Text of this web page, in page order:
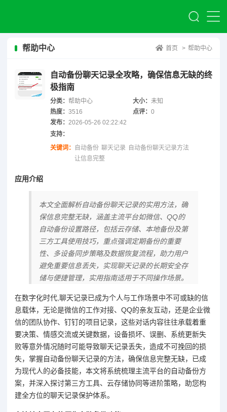
帮助中心 首页 > 帮助中心
自动备份聊天记录全攻略，确保信息无缺的终
极指南
分类： 帮助中心 大小：未知
热度： 3516 点评：0
发布： 2026-05-26 02:22:42
支持：
关键词：
自动备份 聊天记录
自动备份聊天记录方法
让信息完整
应用介绍
本文全面解析自动备份聊天记录的实用方法，确
保信息完整无缺，涵盖主流平台如微信、QQ的
自动备份设置路径，包括云存储、本地备份及第
三方工具使用技巧，重点强调定期备份的重要
性、多设备同步策略及数据恢复流程，助力用户
避免重要信息丢失，实现聊天记录的长期安全存
储与便捷管理，实用指南适用于不同操作场景。
在数字化时代,聊天记录已成为个人与工作场景中不可或缺的信
息载体，无论是微信的工作对接、QQ的亲友互动，还是企业微
信的团队协作、钉钉的项目记录，这些对话内容往往承载着重
要决策、情感交流或关键数据，设备损坏、误删、系统更新失
败等意外情况随时可能导致聊天记录丢失，造成不可挽回的损
失，掌握自动备份聊天记录的方法，确保信息完整无缺，已成
为现代人的必备技能，本文将系统梳理主流平台的自动备份方
案，并深入探讨第三方工具、云存储协同等进阶策略，助您构
建全方位的聊天记录保护体系。